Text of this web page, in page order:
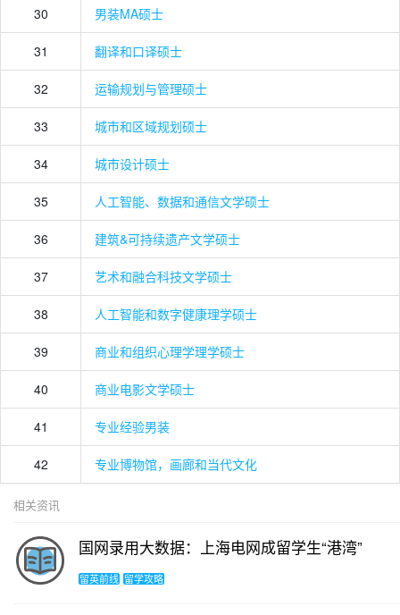
30 男装MA硕士
31 翻译和口译硕士
32 运输规划与管理硕士
33 城市和区域规划硕士
34 城市设计硕士
35 人工智能、数据和通信文学硕士
36 建筑&可持续遗产文学硕士
37 艺术和融合科技文学硕士
38 人工智能和数字健康理学硕士
39 商业和组织心理学理学硕士
40 商业电影文学硕士
41 专业经验男装
42 专业博物馆，画廊和当代文化
相关资讯
国网录用大数据：上海电网成留学生“港湾”
留英前线 留学攻略